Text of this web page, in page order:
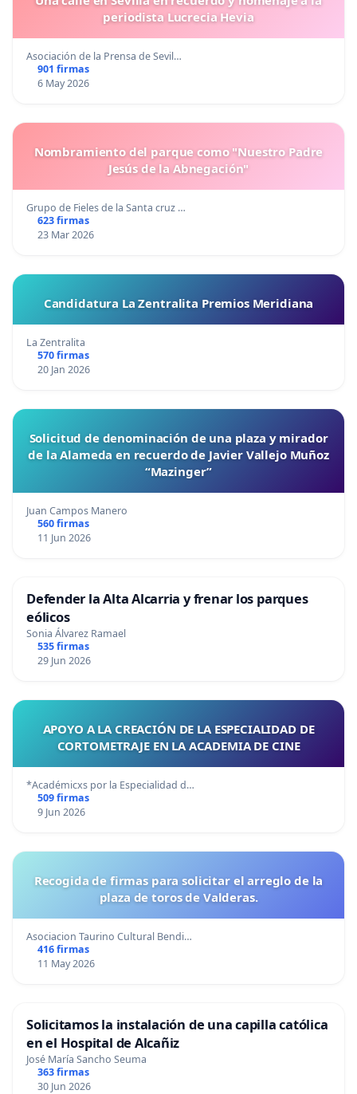
periodista Lucrecia Hevia
Asociación de la Prensa de Sevil…
901 firmas
6 May 2026
Nombramiento del parque como "Nuestro Padre
Jesús de la Abnegación"
Grupo de Fieles de la Santa cruz …
623 firmas
23 Mar 2026
Candidatura La Zentralita Premios Meridiana
La Zentralita
570 firmas
20 Jan 2026
Solicitud de denominación de una plaza y mirador
de la Alameda en recuerdo de Javier Vallejo Muñoz
“Mazinger”
Juan Campos Manero
560 firmas
11 Jun 2026
Defender la Alta Alcarria y frenar los parques
eólicos
Sonia Álvarez Ramael
535 firmas
29 Jun 2026
APOYO A LA CREACIÓN DE LA ESPECIALIDAD DE
CORTOMETRAJE EN LA ACADEMIA DE CINE
*Académicxs por la Especialidad d…
509 firmas
9 Jun 2026
Recogida de firmas para solicitar el arreglo de la
plaza de toros de Valderas.
Asociacion Taurino Cultural Bendi…
416 firmas
11 May 2026
Solicitamos la instalación de una capilla católica
en el Hospital de Alcañiz
José María Sancho Seuma
363 firmas
30 Jun 2026